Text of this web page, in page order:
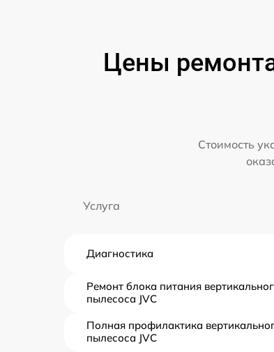
Цены
Стоимость
Услуга
Диагностика
Ремонт блока питания
пылесоса JVC
Полная профилактика
пылесоса JVC